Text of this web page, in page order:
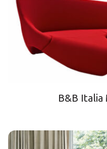
B&B Italia